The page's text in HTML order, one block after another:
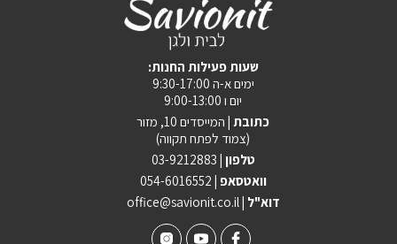
:שעות פעילות החנות
ימים א-ה 9:30-17:00
יום ו 9:00-13:00
כתובת | המייסדים 10, מזור
(צמוד לפתח תקווה)
טלפון | 03-9212883
וואטסאפ | 054-6016552
office@savionit.co.il | דוא"ל